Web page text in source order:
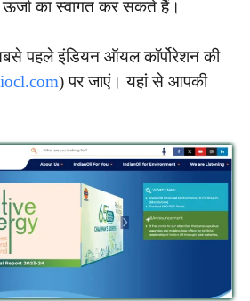
का स्वागत कर सकते हैं।
पहले इंडियन ऑयल कॉर्पोरेशन की
iocl.com) पर जाएं। यहां से आपकी